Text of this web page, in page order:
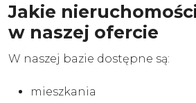
Jakie
w naszej ofercie
W naszej bazie dostępne są:
mieszkania